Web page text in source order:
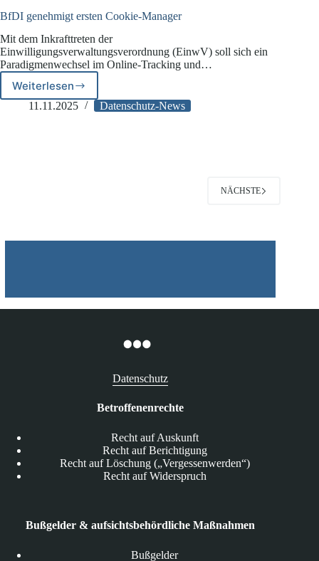
BfDI genehmigt ersten Cookie-Manager
Mit dem Inkrafttreten der
Einwilligungsverwaltungsverordnung (EinwV) soll sich ein
Paradigmenwechsel im Online-Tracking und…
Weiterlesen
BfDI
genehmigt
11.11.2025 Datenschutz-News
NÄCHSTE
Datenschutz
Betroffenenrechte
Recht auf Auskunft
Recht auf Berichtigung
Recht auf Löschung („Vergessenwerden“)
Recht auf Widerspruch
Bußgelder & aufsichtsbehördliche Maßnahmen
Bußgelder